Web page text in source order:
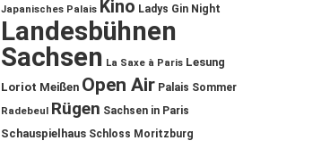
Japanisches Palais Kino Ladys Gin Night
Landesbühnen
Sachsen La Saxe à Paris Lesung
Loriot Meißen Open Air Palais Sommer
Radebeul Rügen Sachsen in Paris
Schauspielhaus Schloss Moritzburg